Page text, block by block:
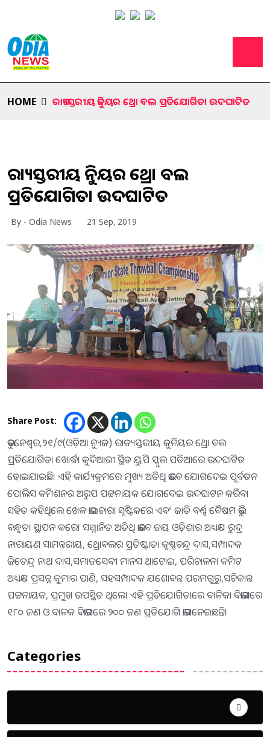
HOME ରାଜ୍ୟସ୍ତରୀୟ ଜୁନିୟର ଥ୍ରୋ ବଲ ପ୍ରତିଯୋଗିତା ଉଦଘାଟିତ
ରାଜ୍ୟସ୍ତରୀୟ ଜୁନିୟର ଥ୍ରୋ ବଲ
ପ୍ରତିଯୋଗିତା ଉଦଘାଟିତ
By - Odia News 21 Sep, 2019
Share Post:
ଭୁବନେଶ୍ୱର,୨୧/୯(ଓଡ଼ିଆ ନ୍ୟୁଜ) ରାଜ୍ୟସ୍ତରୀୟ ଜୁନିୟର ଥ୍ରୋ ବଲ
ପ୍ରତିଯୋଗିତା ଖୋର୍ଦ୍ଧା କୁଦିଆରୀ ସ୍ଥିତ ୟୁପି ସ୍କୁଲ ପଡିଆରେ ଉଦଘାଟିତ
ହୋଇଯାଇଛି। ଏହି କାର୍ଯ୍ୟକ୍ରମରେ ମୁଖ୍ୟ ଅତିଥି ଭାବେ ଯୋଗଦେଇ ପୂର୍ବତନ
ପୋଲିସ କମିଶନର ଅରୁପ ପଟ୍ଟନାୟକ ଯୋଗଦେଇ ଉଦଘାଟନ କରିବା
ସହିତ କହିଥିଲେ ଖେଳ ଭାଇଚାରା ସୃଷ୍ଟିକରେ ଏବଂ ଜାତି ବର୍ଣ୍ଣ ବୈଷମ ଭୁଲି
ବନ୍ଧୁତା ସ୍ଥାପନ କରେ। ସମ୍ମାନିତ ଅତିଥି ଭାବେ ଜୟ ଓଡ଼ିଶାର ଅଧ୍ୟକ୍ଷ ରୁଦ୍ର
ନାରାୟଣ ସାମନ୍ତରାୟ, ଥ୍ରୋବଲର ପ୍ରତିଷ୍ଟାତା କୃଷ୍ଣଚନ୍ଦ୍ର ଦାସ,ସମ୍ପାଦକ
ଜିତେନ୍ଦ୍ର ନାଥ ଦାସ,ସମାଜସେବୀ ମାନସ ଥାଟୋଇ, ପରିଚାଳନା କମିଟ
ଅଧ୍ୟକ୍ଷ ପ୍ରସନ୍ନ କୁମାର ପାଣି, ସହସମ୍ପାଦକ ଯଶୋବନ୍ତ ପରମଗୁରୁ,ସଚିକାନ୍ତ
ପଟ୍ଟନାୟକ, ପ୍ରମୁଖ ଉପସ୍ଥିତ ଥିଲେ। ଏହି ପ୍ରତିଯୋଗିତାରେ ବାଳିକା ବିଭାଗରେ
୧୮୦ ଜଣ ଓ ବାଳକ ବିଭାଗରେ ୨୦୦ ଜଣ ପ୍ରତିଯୋଗି ଭାଗନେଇଛନ୍ତି।
Categories